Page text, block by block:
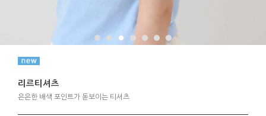
리르티셔츠
은은한 배색 포인트가 돋보이는 티셔츠